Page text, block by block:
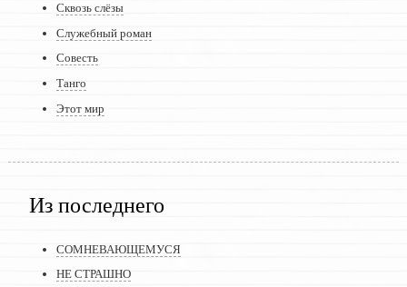
Сквозь слёзы
Служебный роман
Совесть
Танго
Этот мир
Из последнего
СОМНЕВАЮЩЕМУСЯ
НЕ СТРАШНО